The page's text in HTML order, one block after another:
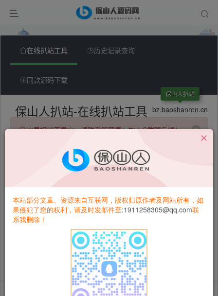
本站部分文章、资源来自互联网，版权归原作者及网站所有，如
果侵犯了您的权利，请及时发邮件至:1911258305@qq.com联
系我删除！